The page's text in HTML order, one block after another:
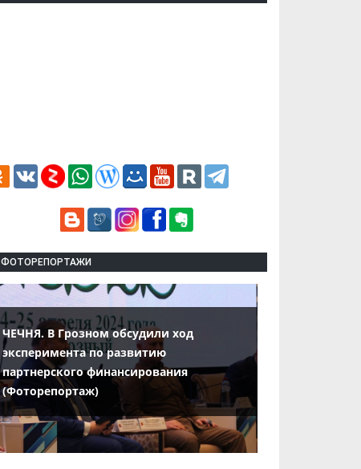
ФОТОРЕПОРТАЖИ
ЧЕЧНЯ. В Грозном обсудили ход
эксперимента по развитию
партнерского финансирования
(Фоторепортаж)